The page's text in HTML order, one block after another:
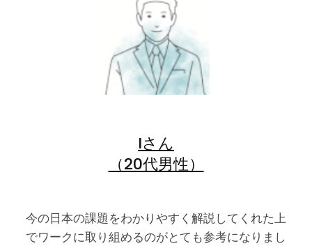
Iさん
（20代男性）
今の日本の課題をわかりやすく解説してくれた上
でワークに取り組めるのがとても参考になりまし